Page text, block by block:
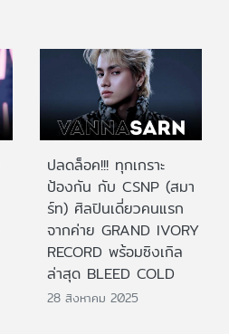
ปลดล็อค!!! ทุกเกราะ
ป้องกัน กับ CSNP (สมา
ร์ท) ศิลปินเดี่ยวคนแรก
จากค่าย GRAND IVORY
RECORD พร้อมซิงเกิล
ล่าสุด BLEED COLD
28 สิงหาคม 2025